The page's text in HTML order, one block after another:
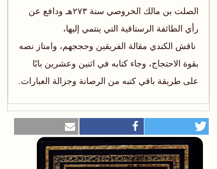
الصلت بن مالك الخروصي سنة ٢٧٣هـ ودافع عن
رأي الطائفة الرستاقية التي ينتمي إليها،
ناقش الكندي مقالة الفريقين وحججهم، وامتاز نصه
بقوة الاحتجاج، وجاء كتابه في اثنين وعشرين بابًا
على طريقة باقي كتبه من الرصانة وجزالة العبارات.